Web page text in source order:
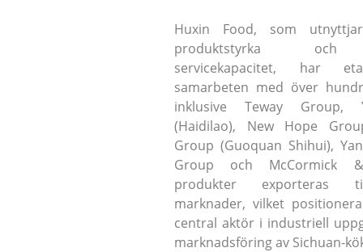
Huxin Food, som
produktstyrka och
servicekapacitet, har
samarbeten med över
inklusive Teway Group,
(Haidilao), New Hope
Group (Guoquan Shihui),
Group och McCormick
produkter exporteras
marknader, vilket
central aktör i industriell
marknadsföring av Sichuan-